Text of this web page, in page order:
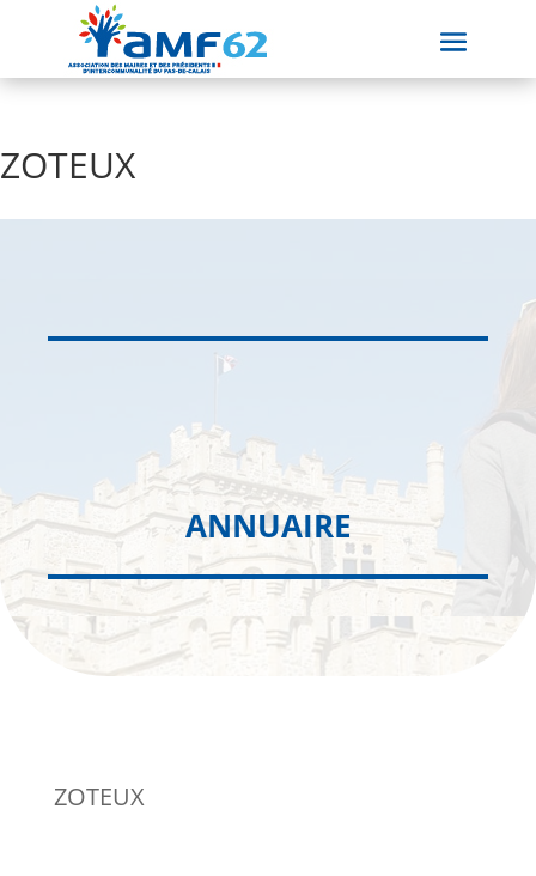
ZOTEUX
ANNUAIRE
ZOTEUX